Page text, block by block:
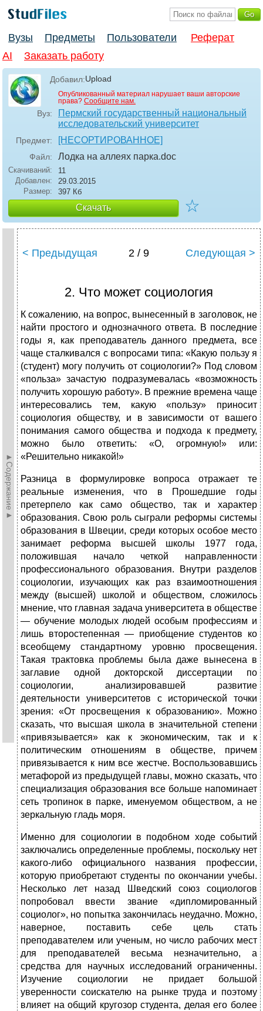
Вузы Предметы Пользователи
Реферат
AI
Заказать работу
Добавил:Upload
Опубликованный материал нарушает ваши авторские
права? Сообщите нам.
Вуз:
Пермский государственный национальный
исследовательский университет
Предмет: [НЕСОРТИРОВАННОЕ]
Файл: Лодка на аллеях парка.doc
Скачиваний:
11
Добавлен:
29.03.2015
Размер:
397 Кб
Скачать ☆
►Содержание►
< Предыдущая 2 / 9 Следующая >
2. Что может социология
К сожалению, на вопрос, вынесенный в заголовок, не
найти простого и однозначного ответа. В последние
годы я, как преподаватель данного предмета, все
чаще сталкивался с вопросами типа: «Какую пользу я
(студент) могу получить от социологии?» Под словом
«польза» зачастую подразумевалась «возможность
получить хорошую работу». В прежние времена чаще
интересовались тем, какую «пользу» приносит
социология обществу, и в зависимости от вашего
понимания самого общества и подхода к предмету,
можно было ответить: «О, огромную!» или:
«Решительно никакой!»
Разница в формулировке вопроса отражает те
реальные изменения, что в Прошедшие годы
претерпело как само общество, так и характер
образования. Свою роль сыграли реформы системы
образования в Швеции, среди которых особое место
занимает реформа высшей школы 1977 года,
положившая начало четкой направленности
профессионального образования. Внутри разделов
социологии, изучающих как раз взаимоотношения
между (высшей) школой и обществом, сложилось
мнение, что главная задача университета в обществе
— обучение молодых людей особым профессиям и
лишь второстепенная — приобщение студентов ко
всеобщему стандартному уровню просвещения.
Такая трактовка проблемы была даже вынесена в
заглавие одной докторской диссертации по
социологии, анализировавшей развитие
деятельности университетов с исторической точки
зрения: «От просвещения к образованию». Можно
сказать, что высшая школа в значительной степени
«привязывается» как к экономическим, так и к
политическим отношениям в обществе, причем
привязывается к ним все жестче. Воспользовавшись
метафорой из предыдущей главы, можно сказать, что
специализация образования все больше напоминает
сеть тропинок в парке, именуемом обществом, а не
зеркальную гладь моря.
Именно для социологии в подобном ходе событий
заключались определенные проблемы, поскольку нет
какого-либо официального названия профессии,
которую приобретают студенты по окончании учебы.
Несколько лет назад Шведский союз социологов
попробовал ввести звание «дипломированный
социолог», но попытка закончилась неудачно. Можно,
наверное, поставить себе цель стать
преподавателем или ученым, но число рабочих мест
для преподавателей весьма незначительно, а
средства для научных исследований ограниченны.
Изучение социологии не придает большой
уверенности соискателю на рынке труда и поэтому
влияет на общий кругозор студента, делая его более